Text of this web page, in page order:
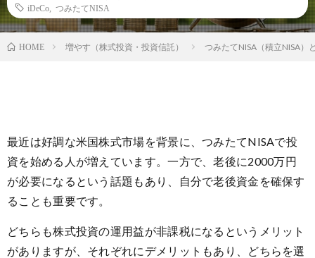
iDeCo
つみたてNISA
HOME 増やす（株式投資・投資信託） つみたてNISA（積立NISA）
最近は好調な米国株式市場を背景に、つみたてNISAで投
資を始める人が増えています。一方で、老後に2000万円
が必要になるという話題もあり、自分で老後資金を確保す
ることも重要です。
どちらも株式投資の運用益が非課税になるというメリット
がありますが、それぞれにデメリットもあり、どちらを選